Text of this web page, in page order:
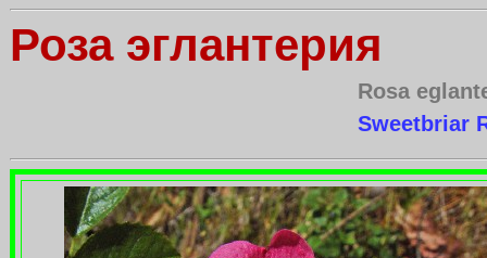
Роза эглантерия
Rosa
Sweetbriar